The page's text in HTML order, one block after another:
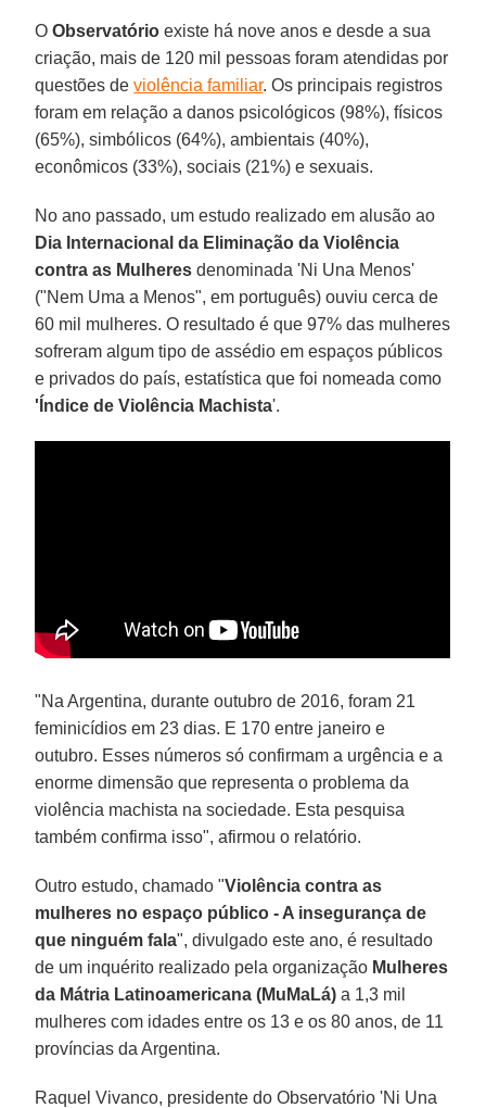
OObservatório existe há nove anos e desde a sua
criação, mais de 120 mil pessoas foram atendidas por
questões deviolência familiar. Os principais registros
foram em relação a danos psicológicos (98%), físicos
(65%), simbólicos (64%), ambientais (40%),
econômicos (33%), sociais (21%) e sexuais.
No ano passado, um estudo realizado em alusão ao
Dia Internacional da Eliminação da Violência
contra as Mulheres denominada 'Ni Una Menos'
("Nem Uma a Menos", em português) ouviu cerca de
60 mil mulheres. O resultado é que 97% das mulheres
sofreram algum tipo de assédio em espaços públicos
e privados do país, estatística que foi nomeada como
'Índice de Violência Machista'.
"Na Argentina, durante outubro de 2016, foram 21
feminicídios em 23 dias. E 170 entre janeiro e
outubro. Esses números só confirmam a urgência e a
enorme dimensão que representa o problema da
violência machista na sociedade. Esta pesquisa
também confirma isso", afirmou o relatório.
Outro estudo, chamado "Violência contra as
mulheres no espaço público - A insegurança de
que ninguém fala", divulgado este ano, é resultado
de um inquérito realizado pela organização Mulheres
da Mátria Latinoamericana (MuMaLá) a 1,3 mil
mulheres com idades entre os 13 e os 80 anos, de 11
províncias da Argentina.
Raquel Vivanco, presidente do Observatório 'Ni Una